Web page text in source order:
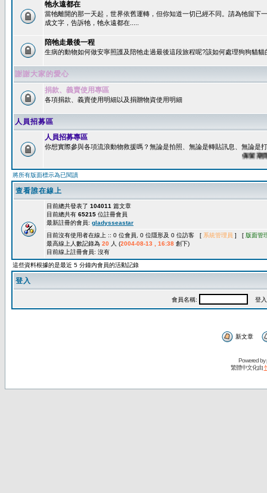
牠永遠都在
當牠離開的那一天起，世界依舊運轉，但你知道一切已經不同。請為牠留下
成文字，告訴牠，牠永遠都在.....
陪牠走最後一程
生病的動物如何做安寧照護及陪牠走過最後這段旅程呢?該如何處理狗狗貓貓
謝謝大家的愛心
捐款、義賣使用專區
各項捐款、義賣使用明細以及捐贈物資使用明細
人員招募區
人員招募專區
你想實際參與各項流浪動物救援嗎？無論是拍照、無論是轉貼訊息、無論是
保留期限：
將所有版面標示為已閱讀
查看誰在線上
目前總共發表了 104011 篇文章
目前總共有 65215 位註冊會員
最新註冊的會員: gladysseastar
目前沒有使用者在線上 :: 0 位會員, 0 位隱形及 0 位訪客 [ 系統管理員 ] [ 版面管
最高線上人數記錄為 20 人 (2004-08-13 , 16:38 創下)
目前線上註冊會員: 沒有
這些資料根據的是最近 5 分鐘內會員的活動記錄
登入
會員名稱: 登入
新文章
Powered by
繁體中文化由